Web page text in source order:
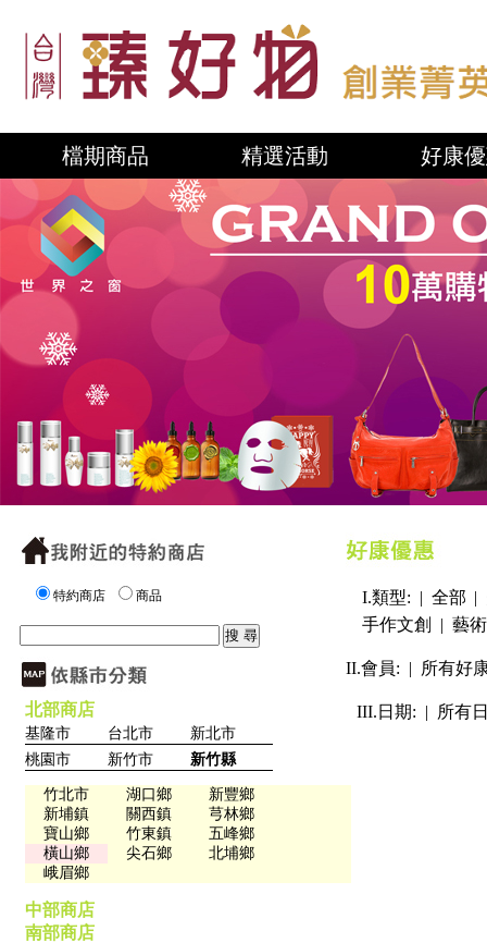
檔期商品 精選活動 好康
特約商店 商品
北部商店
基隆市 台北市
新北市
桃園市
新竹市 新竹縣
竹北市 湖口鄉
新豐鄉
新埔鎮
關西鎮
芎林鄉
寶山鄉
竹東鎮
五峰鄉
橫山鄉
尖石鄉
北埔鄉
峨眉鄉
中部商店
南部商店
I.類型: | 全部 |
手作文創
| 藝
II.會員: | 所有好
III.日期: | 所有